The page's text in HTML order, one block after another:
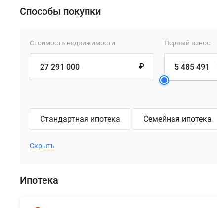
Способы покупки
Стоимость недвижимости
₽
Первый взнос
Стандартная ипотека Семейная ипотека
Скрыть
Ипотека